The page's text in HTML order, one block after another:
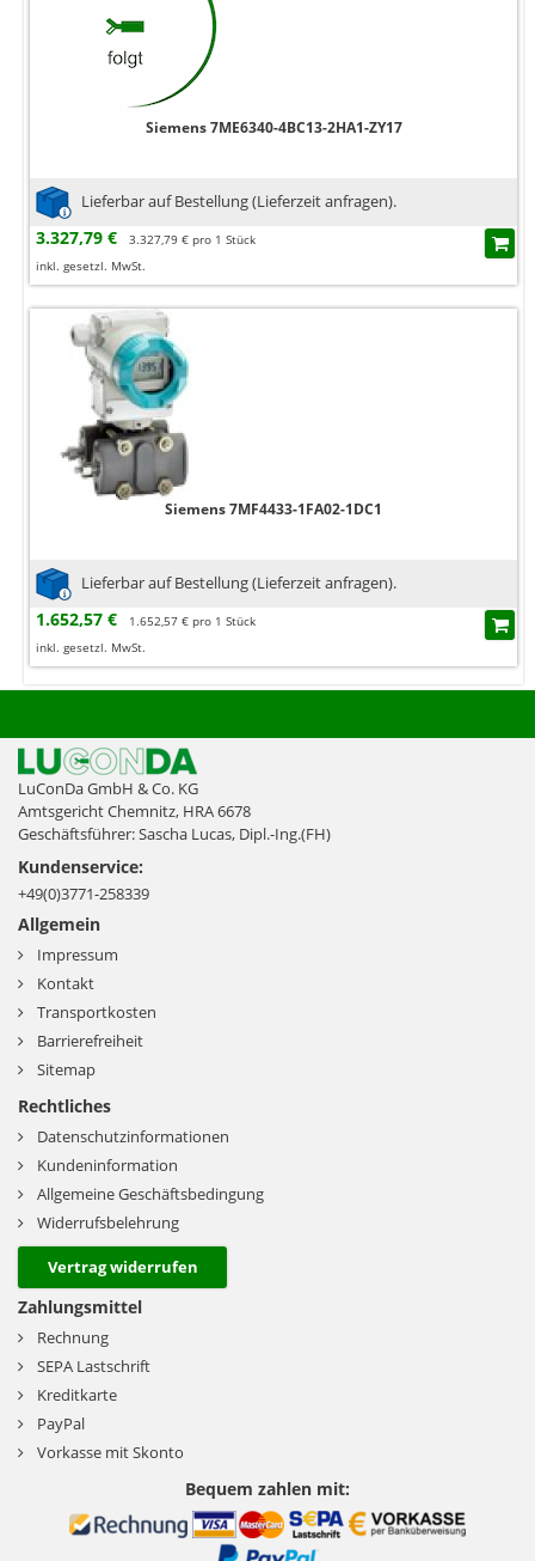
Siemens 7ME6340-4BC13-2HA1-ZY17
Lieferbar auf Bestellung (Lieferzeit anfragen).
3.327,79 €
3.327,79 € pro 1 Stück
inkl. gesetzl. MwSt.
Siemens 7MF4433-1FA02-1DC1
Lieferbar auf Bestellung (Lieferzeit anfragen).
1.652,57 €
1.652,57 € pro 1 Stück
inkl. gesetzl. MwSt.
LuConDa GmbH & Co. KG
Amtsgericht Chemnitz, HRA 6678
Geschäftsführer: Sascha Lucas, Dipl.-Ing.(FH)
Kundenservice:
+49(0)3771-258339
Allgemein
Impressum
Kontakt
Transportkosten
Barrierefreiheit
Sitemap
Rechtliches
Datenschutzinformationen
Kundeninformation
Allgemeine Geschäftsbedingung
Widerrufsbelehrung
Vertrag widerrufen
Zahlungsmittel
Rechnung
SEPA Lastschrift
Kreditkarte
PayPal
Vorkasse mit Skonto
Bequem zahlen mit: